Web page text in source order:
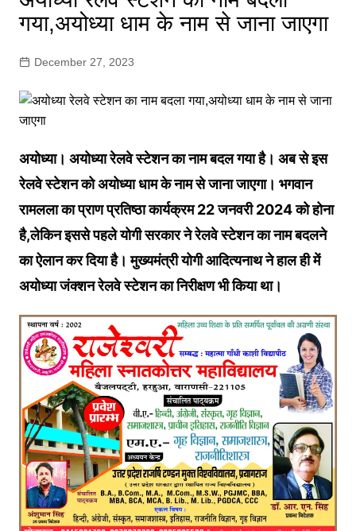
गया,अयोध्या धाम के नाम से जाना जाएगा
December 27, 2023
अयोध्या। अयोध्या रेलवे स्टेशन का नाम बदल गया है। अब से इस
रेलवे स्टेशन को अयोध्या धाम के नाम से जाना जाएगा। भगवान
रामलला का प्राण प्रतिष्ठा कार्यक्रम 22 जनवरी 2024 को होना
है,लेकिन इससे पहले योगी सरकार ने रेलवे स्टेशन का नाम बदलने
का ऐलान कर दिया है। मुख्यमंत्री योगी आदित्यनाथ ने हाल ही में
अयोध्या जंक्शन रेलवे स्टेशन का निरीक्षण भी किया था।